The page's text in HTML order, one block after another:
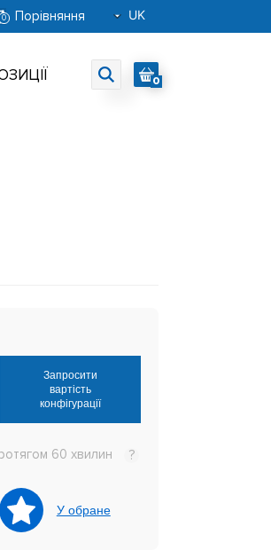
0 Порівняння
UK
RU
EN
0
Запросити
вартість
конфігурації
60 хвилин ?
У обране